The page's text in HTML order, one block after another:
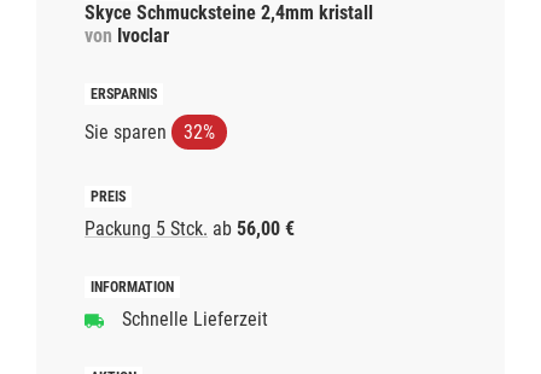
Skyce Schmucksteine 2,4mm kristall
von Ivoclar
Sie sparen 32%
Packung 5 Stck. ab 56,00 €
Schnelle Lieferzeit